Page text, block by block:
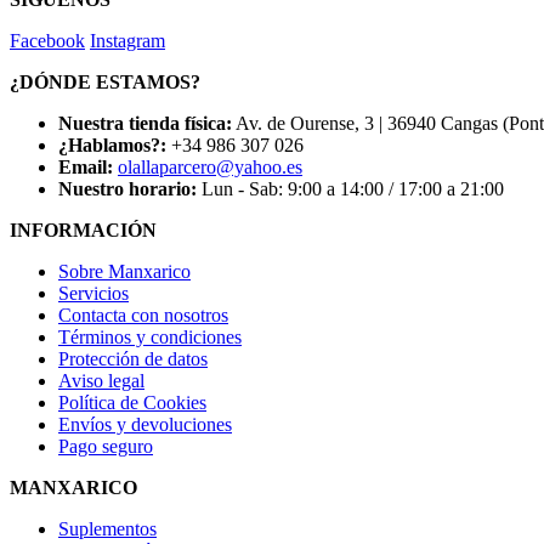
Facebook Instagram
¿DÓNDE ESTAMOS?
Nuestra tienda física: Av. de Ourense, 3 | 36940 Cangas
¿Hablamos?: +34 986 307 026
Email: olallaparcero@yahoo.es
Nuestro horario: Lun - Sab: 9:00 a 14:00 / 17:00 a 21:00
INFORMACIÓN
Sobre Manxarico
Servicios
Contacta con nosotros
Términos y condiciones
Protección de datos
Aviso legal
Política de Cookies
Envíos y devoluciones
Pago seguro
MANXARICO
Suplementos